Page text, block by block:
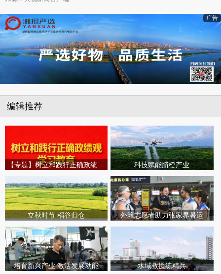
广告
编辑推荐
科技赋能脐橙产业
立秋时节 稻谷归仓 外籍志愿者助力张家界暑运
培育新兴产业 激活发展动能 水域救援练精兵